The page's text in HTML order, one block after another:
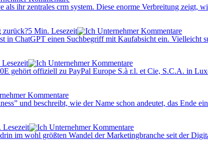
ihr zentrales crm system. Diese enorme Verbreitung zeigt,
5 Min. Lesezeit
Kommentare
ChatGPT einen Suchbegriff mit Kaufabsicht ein. Vielleicht
Kommentare
gehört offiziell zu PayPal Europe S.à r.l. et Cie, S.C.A. in
Kommentare
und beschreibt, wie der Name schon andeutet, das Ende
Lesezeit
Kommentare
im wohl größten Wandel der Marketingbranche seit der